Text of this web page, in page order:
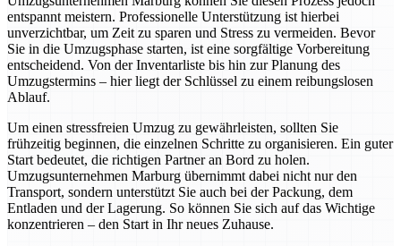
entspannt meistern. Professionelle Unterstützung ist hierbei
unverzichtbar, um Zeit zu sparen und Stress zu vermeiden. Bevor
Sie in die Umzugsphase starten, ist eine sorgfältige Vorbereitung
entscheidend. Von der Inventarliste bis hin zur Planung des
Umzugstermins – hier liegt der Schlüssel zu einem reibungslosen
Ablauf.
Um einen stressfreien Umzug zu gewährleisten, sollten Sie
frühzeitig beginnen, die einzelnen Schritte zu organisieren. Ein guter
Start bedeutet, die richtigen Partner an Bord zu holen.
Umzugsunternehmen Marburg übernimmt dabei nicht nur den
Transport, sondern unterstützt Sie auch bei der Packung, dem
Entladen und der Lagerung. So können Sie sich auf das Wichtige
konzentrieren – den Start in Ihr neues Zuhause.